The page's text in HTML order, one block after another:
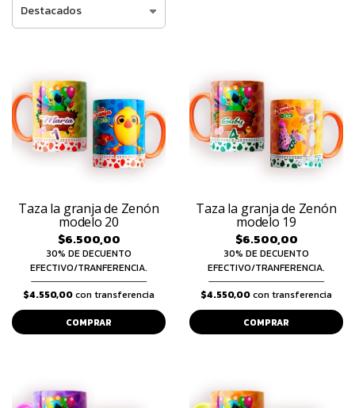
Taza la granja de Zenón
modelo 20
$6.500,00
30% DE DECUENTO
EFECTIVO/TRANFERENCIA.
$4.550,00con transferencia
COMPRAR
Taza la granja de Zenón
modelo 19
$6.500,00
30% DE DECUENTO
EFECTIVO/TRANFERENCIA.
$4.550,00con transferencia
COMPRAR